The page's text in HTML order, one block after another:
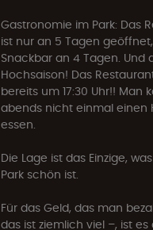
Gastronomie im Park: Das
ist nur an 5 Tagen
Snackbar an 4 Tagen. Und
Hochsaison! Das
bereits um 17:30 Uhr!! Man
abends nicht einmal einen
essen.
Die Lage ist das Einzige,
Park schön ist.
Für das Geld, das man
das ist ziemlich viel –, ist es